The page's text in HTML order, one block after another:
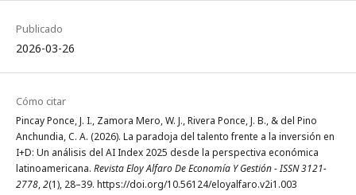
Publicado
2026-03-26
Cómo citar
Pincay Ponce, J. I., Zamora Mero, W. J., Rivera Ponce, J. B., & del Pino
Anchundia, C. A. (2026). La paradoja del talento frente a la inversión en
I+D: Un análisis del AI Index 2025 desde la perspectiva económica
latinoamericana. Revista Eloy Alfaro De Economía Y Gestión - ISSN 3121-
2778,2(1), 28–39. https://doi.org/10.56124/eloyalfaro.v2i1.003